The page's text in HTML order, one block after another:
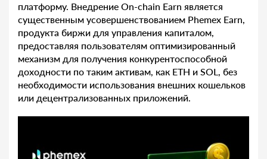
платформу. Внедрение On-chain Earn является
существенным усовершенствованием Phemex Earn,
продукта биржи для управления капиталом,
предоставляя пользователям оптимизированный
механизм для получения конкурентоспособной
доходности по таким активам, как ETH и SOL, без
необходимости использования внешних кошельков
или децентрализованных приложений.